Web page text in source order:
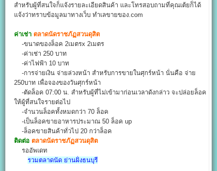
สำหรับผู้ที่สนใจก็แจ้งรายละเอียดสินค้า และโทรสอบถามที่คุณเต้ยก็ได้
แจ้งว่าทราบข้อมูลมาทางเว็บ ทำเลขายของ.com
ค่าเช่า ตลาดนัดราชภัฏสวนดุสิต
-ขนาดของล็อค 2เมตรx 2เมตร
-ค่าเช่า 250 บาท
-ค่าไฟฟ้า 10 บาท
-การจ่ายเงิน จ่ายล่วงหน้า สำหรับการขายในศุกร์หน้า นั่นคือ จ่าย
250บาท เพื่อจองของวันศุกร์หน้า
-ตัดล็อค 07:00 น. สำหรับผู้ที่ไม่เข้ามาก่อนเวลาดังกล่าว จะปล่อยล็อค
ให้ผู้ที่สนใจรายต่อไป
-จำนวนล็อคทั้งหมดกว่า 70 ล็อค
-เป็นล็อคขายอาหารประมาณ 50 ล็อค up
-ล็อคขายสินค้าทั่วไป 20 กว่าล็อค
ติดต่อ ตลาดนัดราชภัฏสวนดุสิต
รออัพเดท
รวมตลาดนัด ย่านฝั่งธนบุรี